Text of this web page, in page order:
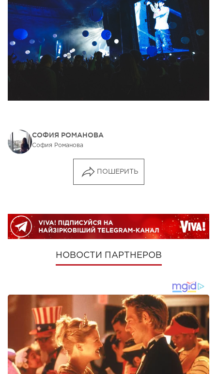
СОФИЯ РОМАНОВА
София Романова
ПОШЕРИТЬ
НОВОСТИ ПАРТНЕРОВ